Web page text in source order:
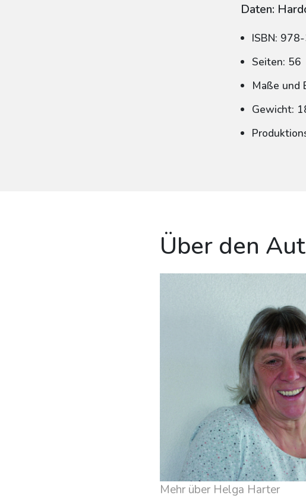
Daten:
ISBN:
Seiten: 56
Maße und
Gewicht:
Über den
Mehr über Helga Harter